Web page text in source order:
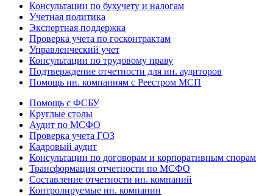
Консультации по бухучету и налогам
Учетная политика
Экспертная поддержка
Проверка учета по госконтрактам
Управленческий учет
Консультации по трудовому праву
Подтверждение отчетности для ин. аудиторов
Помощь ин. компаниям с Реестром МСП
Помощь с ФСБУ
Круглые столы
Аудит по МСФО
Проверка учета ГОЗ
Кадровый аудит
Консультации по договорам и корпоративным спорам
Трансформация отчетности по МСФО
Составление отчетности ин. компаний
Контролируемые ин. компании